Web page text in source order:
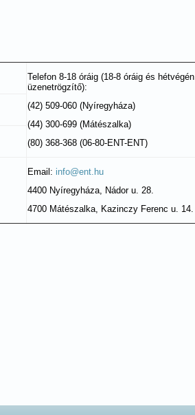
Telefon 8-18 óráig (18-8 óráig és hétvégén
üzenetrögzítő):
(42) 509-060 (Nyíregyháza)
(44) 300-699 (Mátészalka)
(80) 368-368 (06-80-ENT-ENT)
Email: info@ent.hu
4400 Nyíregyháza, Nádor u. 28.
4700 Mátészalka, Kazinczy Ferenc u. 14.